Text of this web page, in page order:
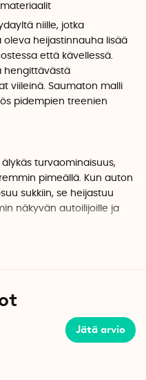
niille, jotka
oleva heijastinnauha lisää
että kävellessä.
hengittävästä
viileinä. Saumaton malli
pidempien treenien
turvaominaisuus,
pimeällä. Kun auton
sukkiin, se heijastuu
näkyvän autoilijoille ja
hyvin myös pitkiin
istuvat mukavasti jalassa ja
Jätä arvio